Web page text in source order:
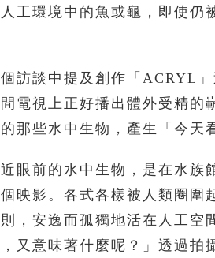
工環境中的魚或龜，即使
訪談中提及創作「ACRYL
電視上正好播出體外受精
那些水中生物，產生「今
眼前的水中生物，是在水
映影。各式各樣被人類圈
，安逸而孤獨地活在人工
，又意味著什麼呢？」透過